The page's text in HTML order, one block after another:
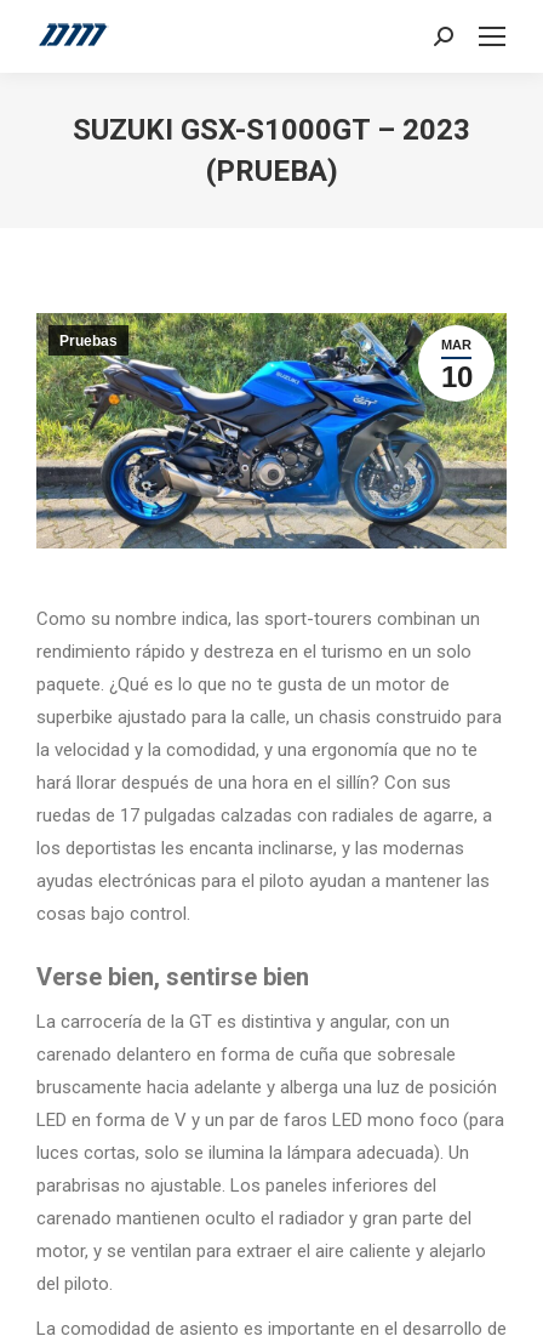
Search:
SUZUKI GSX-S1000GT – 2023
(PRUEBA)
MAR
10
Pruebas
Como su nombre indica, las sport-tourers combinan un
rendimiento rápido y destreza en el turismo en un solo
paquete. ¿Qué es lo que no te gusta de un motor de
superbike ajustado para la calle, un chasis construido para
la velocidad y la comodidad, y una ergonomía que no te
hará llorar después de una hora en el sillín? Con sus
ruedas de 17 pulgadas calzadas con radiales de agarre, a
los deportistas les encanta inclinarse, y las modernas
ayudas electrónicas para el piloto ayudan a mantener las
cosas bajo control.
Verse bien, sentirse bien
La carrocería de la GT es distintiva y angular, con un
carenado delantero en forma de cuña que sobresale
bruscamente hacia adelante y alberga una luz de posición
LED en forma de V y un par de faros LED mono foco (para
luces cortas, solo se ilumina la lámpara adecuada). Un
parabrisas no ajustable. Los paneles inferiores del
carenado mantienen oculto el radiador y gran parte del
motor, y se ventilan para extraer el aire caliente y alejarlo
del piloto.
La comodidad de asiento es importante en el desarrollo de